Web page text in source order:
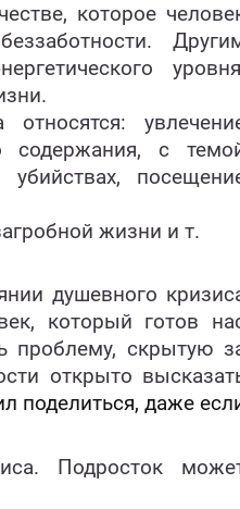
которое
содержания, с
жизни и т.
душевного
который готов
проблему, скрытую
открыто
поделиться, даже
Подросток